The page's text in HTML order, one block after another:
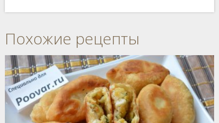
Похожие рецепты